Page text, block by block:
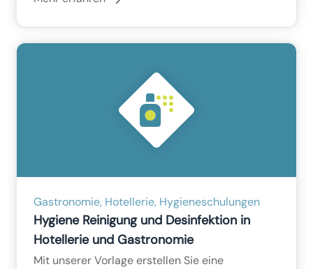
Gastronomie, Hotellerie, Hygieneschulungen
Hygiene Reinigung und Desinfektion in
Hotellerie und Gastronomie
Mit unserer Vorlage erstellen Sie eine